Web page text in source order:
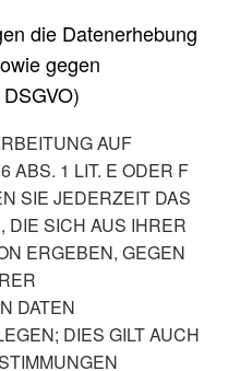
die Datenerhebung
gegen
AUF
ABS. 1 LIT. E ODER F
SIE JEDERZEIT DAS
DIE SICH AUS IHRER
ERGEBEN, GEGEN
DATEN
DIES GILT AUCH